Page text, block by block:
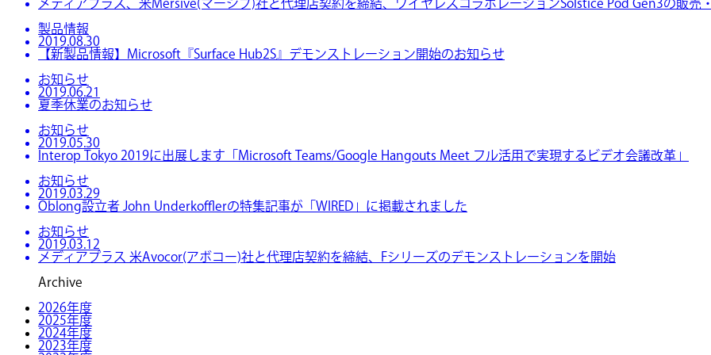
メディアプラス、米Mersive(マーシブ)社と代理店契約を締結、ワイヤレスコラボレーションSolstice Pod Gen3の販売
製品情報
2019.08.30
【新製品情報】Microsoft『Surface Hub2S』デモンストレーション開始のお知らせ
お知らせ
2019.06.21
夏季休業のお知らせ
お知らせ
2019.05.30
Interop Tokyo 2019に出展します「Microsoft Teams/Google Hangouts Meet フル活用で実現するビデオ会議改革」
お知らせ
2019.03.29
Oblong設立者 John Underkofflerの特集記事が「WIRED」に掲載されました
お知らせ
2019.03.12
メディアプラス 米Avocor(アボコー)社と代理店契約を締結、Fシリーズのデモンストレーションを開始
Archive
2026年度
2025年度
2024年度
2023年度